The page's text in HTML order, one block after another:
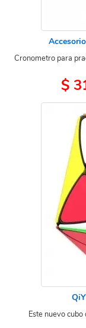
Cronometro para
$
Este nuevo